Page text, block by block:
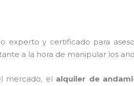
experto y certificado para
a la hora de manipular los
mercado, el alquiler de